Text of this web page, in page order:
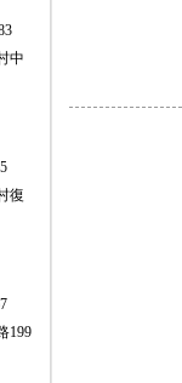
中
復
199